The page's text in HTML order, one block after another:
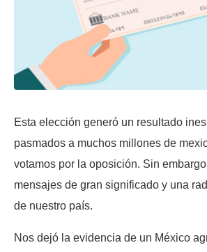
Esta elección generó un resultado
pasmados a muchos millones de
votamos por la oposición. Sin
mensajes de gran significado y una
de nuestro país.
Nos dejó la evidencia de un México